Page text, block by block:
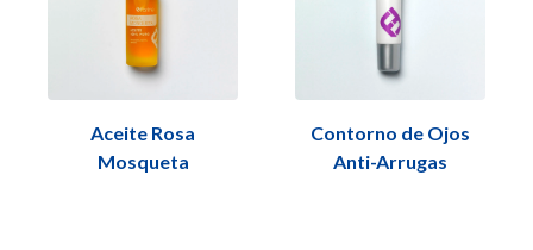
Aceite Rosa
Mosqueta
Contorno de Ojos
Anti-Arrugas